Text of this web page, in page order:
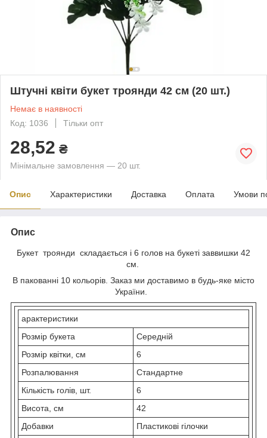
Штучні квіти букет троянди 42 см (20 шт.)
Немає в наявності
Код: 1036
Тільки опт
28,52 ₴
Мінімальне замовлення — 20 шт.
Опис Характеристики Доставка Оплата Умови
Опис
Букет троянди складається і 6 голов на букеті заввишки 42
см.
В пакованні 10 кольорів. Заказ ми доставимо в будь-яке місто
України.
арактеристики
Розмір букета
Середній
Розмір квітки, см
6
Розпалювання
Стандартне
Кількість голів, шт.
6
Висота, см
42
Добавки
Пластикові гілочки